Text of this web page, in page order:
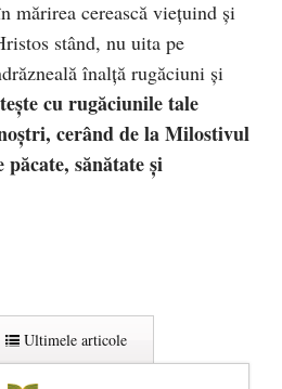
mărirea cerească vieţuind şi
stând, nu uita pe
înalţă rugăciuni şi
cu rugăciunile tale
cerând de la Milostivul
sănătate şi
Ultimele articole